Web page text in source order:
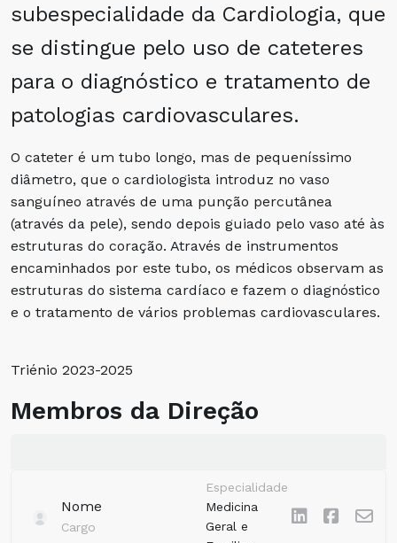
subespecialidade da Cardiologia, que
se distingue pelo uso de cateteres
para o diagnóstico e tratamento de
patologias cardiovasculares.
O cateter é um tubo longo, mas de pequeníssimo
diâmetro, que o cardiologista introduz no vaso
sanguíneo através de uma punção percutânea
(através da pele), sendo depois guiado pelo vaso até às
estruturas do coração. Através de instrumentos
encaminhados por este tubo, os médicos observam as
estruturas do sistema cardíaco e fazem o diagnóstico
e o tratamento de vários problemas cardiovasculares.
Triénio 2023-2025
Membros da Direção
Nome
Cargo
Especialidade
Medicina
Geral e